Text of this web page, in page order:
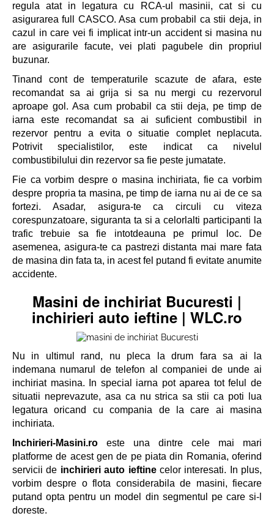
regula atat in legatura cu RCA-ul masinii, cat si cu
asigurarea full CASCO. Asa cum probabil ca stii deja, in
cazul in care vei fi implicat intr-un accident si masina nu
are asigurarile facute, vei plati pagubele din propriul
buzunar.
Tinand cont de temperaturile scazute de afara, este
recomandat sa ai grija si sa nu mergi cu rezervorul
aproape gol. Asa cum probabil ca stii deja, pe timp de
iarna este recomandat sa ai suficient combustibil in
rezervor pentru a evita o situatie complet neplacuta.
Potrivit specialistilor, este indicat ca nivelul
combustibilului din rezervor sa fie peste jumatate.
Fie ca vorbim despre o masina inchiriata, fie ca vorbim
despre propria ta masina, pe timp de iarna nu ai de ce sa
fortezi. Asadar, asigura-te ca circuli cu viteza
corespunzatoare, siguranta ta si a celorlalti participanti la
trafic trebuie sa fie intotdeauna pe primul loc. De
asemenea, asigura-te ca pastrezi distanta mai mare fata
de masina din fata ta, in acest fel putand fi evitate anumite
accidente.
Masini de inchiriat Bucuresti |
inchirieri auto ieftine | WLC.ro
Nu in ultimul rand, nu pleca la drum fara sa ai la
indemana numarul de telefon al companiei de unde ai
inchiriat masina. In special iarna pot aparea tot felul de
situatii neprevazute, asa ca nu strica sa stii ca poti lua
legatura oricand cu compania de la care ai masina
inchiriata.
Inchirieri-Masini.ro este una dintre cele mai mari
platforme de acest gen de pe piata din Romania, oferind
servicii de inchirieri auto ieftinecelor interesati. In plus,
vorbim despre o flota considerabila de masini, fiecare
putand opta pentru un model din segmentul pe care si-l
doreste.